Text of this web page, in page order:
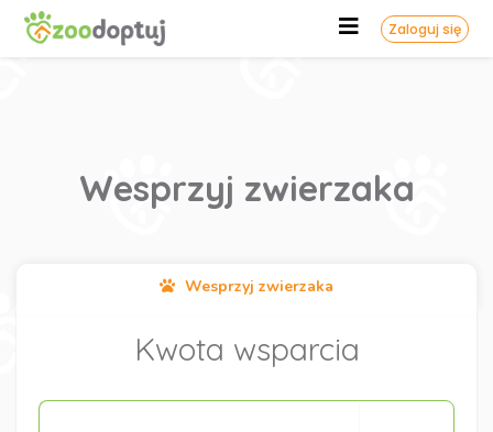
Zaloguj się
Wesprzyj zwierzaka
Wesprzyj zwierzaka
Kwota wsparcia